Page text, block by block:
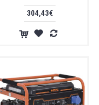
304,43€